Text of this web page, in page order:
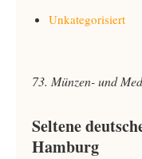
Unkategorisiert
73. Münzen- und
Seltene
Hamburg